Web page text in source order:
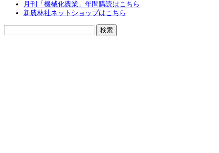
月刊「機械化農業」年間購読はこちら
新農林社ネットショップはこちら
索: